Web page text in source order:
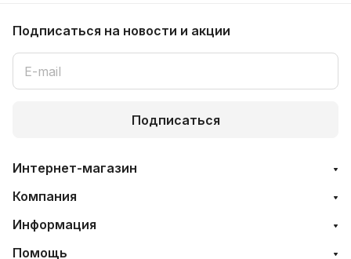
Подписаться на новости и акции
Подписаться
Интернет-магазин
Компания
Информация
Помощь